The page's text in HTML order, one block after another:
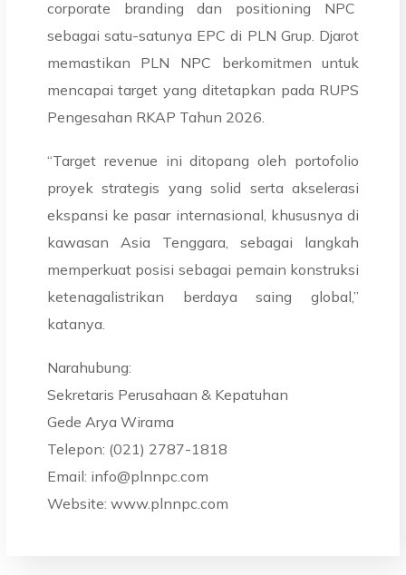
corporate branding dan positioning NPC
sebagai satu-satunya EPC di PLN Grup. Djarot
memastikan PLN NPC berkomitmen untuk
mencapai target yang ditetapkan pada RUPS
Pengesahan RKAP Tahun 2026.
“Target revenue ini ditopang oleh portofolio
proyek strategis yang solid serta akselerasi
ekspansi ke pasar internasional, khususnya di
kawasan Asia Tenggara, sebagai langkah
memperkuat posisi sebagai pemain konstruksi
ketenagalistrikan berdaya saing global,”
katanya.
Narahubung:
Sekretaris Perusahaan & Kepatuhan
Gede Arya Wirama
Telepon: (021) 2787-1818
Email: info@plnnpc.com
Website: www.plnnpc.com